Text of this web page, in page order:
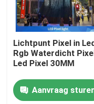
Thuis
Producten
Lichtpunt Pixel in
Rgb Waterdicht
Led Pixel 30MM
Aanvraag